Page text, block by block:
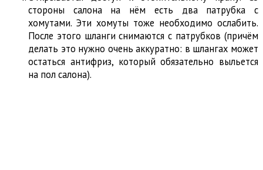
стороны салона на нём есть два патрубка с
хомутами. Эти хомуты тоже необходимо ослабить.
После этого шланги снимаются с патрубков (причём
делать это нужно очень аккуратно: в шлангах может
остаться антифриз, который обязательно выльется
на пол салона).